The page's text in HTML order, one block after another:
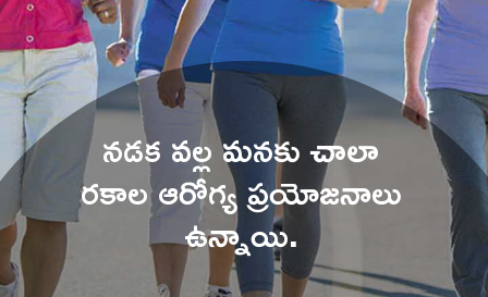
నడక వల్ల మనకు చాలా
రకాల ఆరోగ్య ప్రయోజనాలు
ఉన్నాయి.